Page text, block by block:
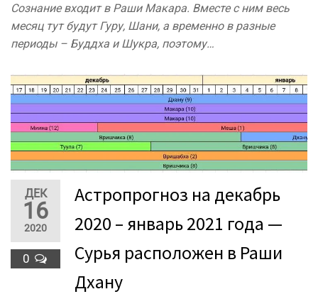
Сознание входит в Раши Макара. Вместе с ним весь
месяц тут будут Гуру, Шани, а временно в разные
периоды – Буддха и Шукра, поэтому…
ДЕК
16
2020
0
Астропрогноз на декабрь
2020 – январь 2021 года —
Сурья расположен в Раши
Дхану